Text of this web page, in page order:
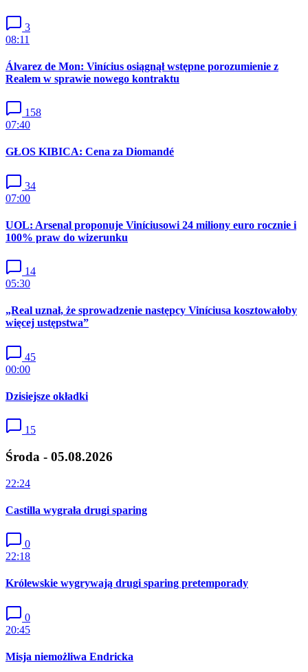
3
08:11
Álvarez de Mon: Vinícius osiągnął wstępne porozumienie z
Realem w sprawie nowego kontraktu
158
07:40
GŁOS KIBICA: Cena za Diomandé
34
07:00
UOL: Arsenal proponuje Viníciusowi 24 miliony euro rocznie i
100% praw do wizerunku
14
05:30
„Real uznał, że sprowadzenie następcy Viníciusa kosztowałoby
więcej ustępstwa”
45
00:00
Dzisiejsze okładki
15
Środa - 05.08.2026
22:24
Castilla wygrała drugi sparing
0
22:18
Królewskie wygrywają drugi sparing pretemporady
0
20:45
Misja niemożliwa Endricka